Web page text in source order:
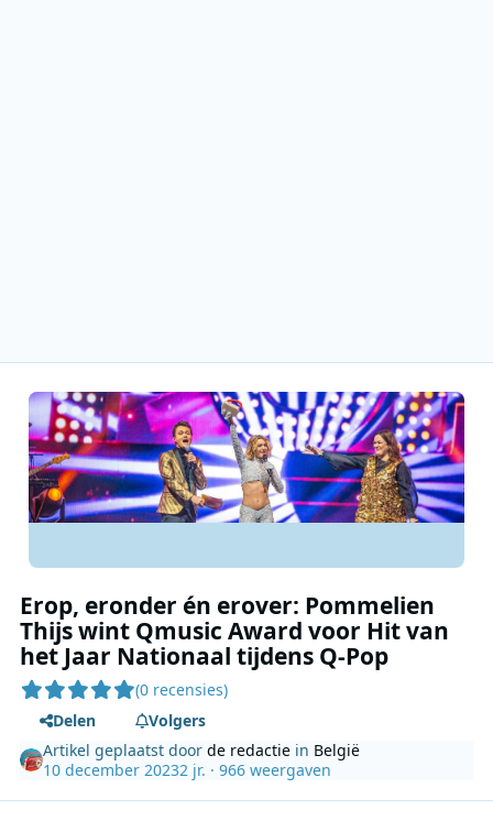
Erop, eronder én erover: Pommelien
Thijs wint Qmusic Award voor Hit van
het Jaar Nationaal tijdens Q-Pop
(0 recensies)
Delen
Volgers
Artikel geplaatst doorde redactie in België
10 december 20232 jr. · 966 weergaven